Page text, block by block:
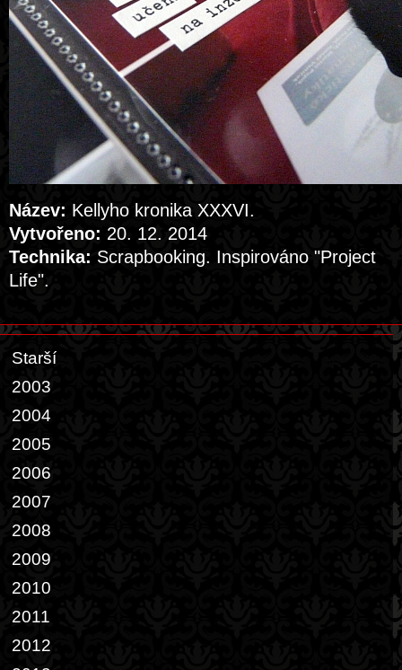
Název: Kellyho kronika XXXVI.
Vytvořeno: 20. 12. 2014
Technika: Scrapbooking. Inspirováno "Project
Life".
Starší
2003
2004
2005
2006
2007
2008
2009
2010
2011
2012